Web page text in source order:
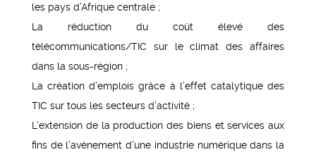
les pays d’Afrique centrale ;
La réduction du coût élevé des
télécommunications/TIC sur le climat des affaires
dans la sous-région ;
La création d’emplois grâce à l’effet catalytique des
TIC sur tous les secteurs d’activité ;
L’extension de la production des biens et services aux
fins de l’avènement d’une industrie numérique dans la